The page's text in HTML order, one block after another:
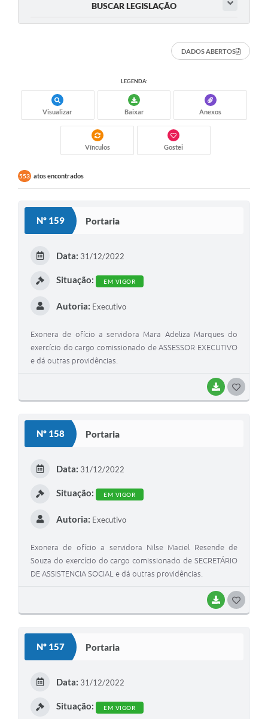
BUSCAR LEGISLAÇÃO
DADOS ABERTOS
LEGENDA:
Visualizar Baixar Anexos
Vínculos Gostei
553 atos encontrados
Nº 159 Portaria
BAIXAR
Data: 31/12/2022
Situação: EM VIGOR
Autoria: Executivo
Exonera de ofício a servidora Mara Adeliza Marques do
exercício do cargo comissionado de ASSESSOR EXECUTIVO
e dá outras providências.
Nº 158 Portaria
BAIXAR
Data: 31/12/2022
Situação: EM VIGOR
Autoria: Executivo
Exonera de ofício a servidora Nilse Maciel Resende de
Souza do exercício do cargo comissionado de SECRETÁRIO
DE ASSISTENCIA SOCIAL e dá outras providências.
Nº 157 Portaria
Data: 31/12/2022
Situação: EM VIGOR